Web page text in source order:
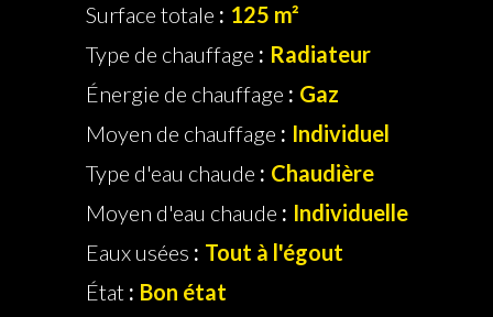
Surface totale
125 m²
Type de chauffage
Radiateur
Énergie de chauffage
Gaz
Moyen de chauffage
Individuel
Type d'eau chaude
Chaudière
Moyen d'eau chaude
Individuelle
Eaux usées
Tout à l'égout
État
Bon état